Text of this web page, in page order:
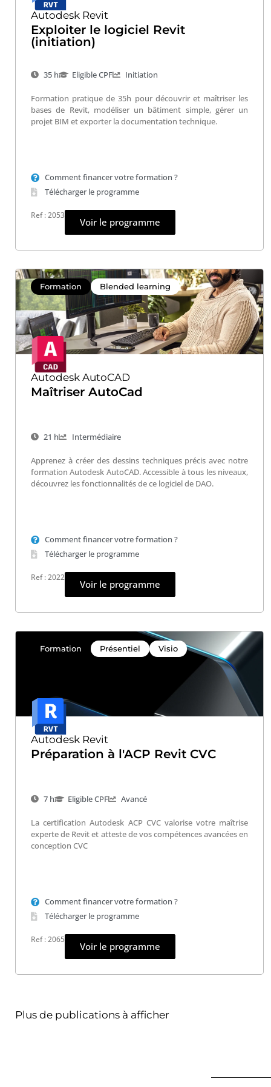
Autodesk Revit
Exploiter le logiciel Revit
(initiation)
35 h Eligible CPF Initiation
Formation pratique de 35h pour découvrir et maîtriser les
bases de Revit, modéliser un bâtiment simple, gérer un
projet BIM et exporter la documentation technique.
Comment financer votre formation ?
Télécharger le programme
Ref : 2053
Voir le programme
Formation Blended learning
Autodesk AutoCAD
Maîtriser AutoCad
21 h Intermédiaire
Apprenez à créer des dessins techniques précis avec notre
formation Autodesk AutoCAD. Accessible à tous les niveaux,
découvrez les fonctionnalités de ce logiciel de DAO.
Comment financer votre formation ?
Télécharger le programme
Ref : 2022
Voir le programme
Formation Présentiel Visio
Autodesk Revit
Préparation à l'ACP Revit CVC
7 h Eligible CPF Avancé
La certification Autodesk ACP CVC valorise votre maîtrise
experte de Revit et atteste de vos compétences avancées en
conception CVC
Comment financer votre formation ?
Télécharger le programme
Ref : 2065
Voir le programme
Plus de publications à afficher